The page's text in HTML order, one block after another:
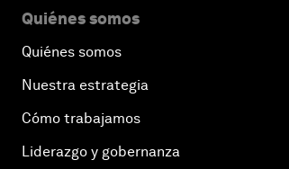
Quiénes somos
Quiénes somos
Nuestra estrategia
Cómo trabajamos
Liderazgo y gobernanza